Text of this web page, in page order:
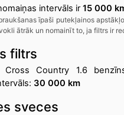
intervāls ir15 000
īpaši putekļainos
ātrāk un nomainīt to, ja filtrs ir
filtrs
Cross Country 1.6
30 000 km
sveces